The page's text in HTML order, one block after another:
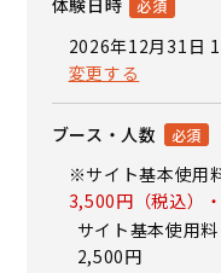
体験日時
2026年12月31日
変更する
ブース・人数
※サイト基本使用
3,500円（税込）
サイト基本使用
2,500円